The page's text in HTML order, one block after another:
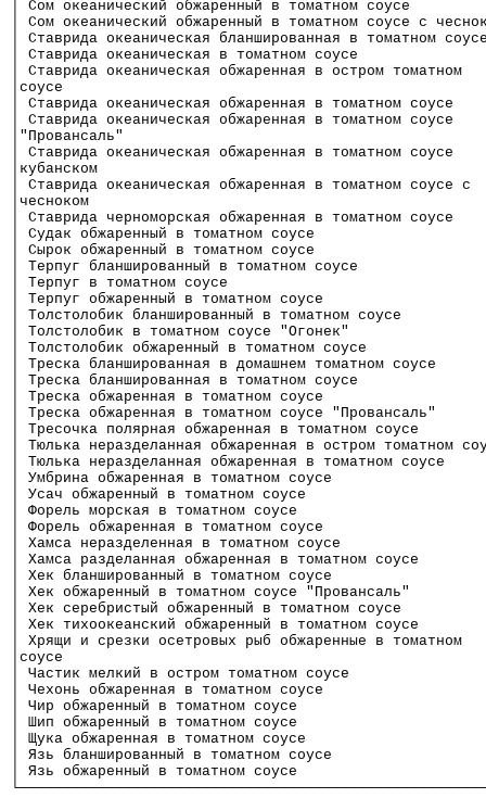
│ Сом океанический обжаренный в томатном
│ Сом океанический обжаренный в томатном соусе с
│ Ставрида океаническая бланшированная в
│ Ставрида океаническая в томатном соусе
│ Ставрида океаническая обжаренная в остром
│соусе
│ Ставрида океаническая обжаренная в томатном
│ Ставрида океаническая обжаренная в томатном
│"Провансаль"
│ Ставрида океаническая обжаренная в томатном
│кубанском
│ Ставрида океаническая обжаренная в томатном
│чесноком
│ Ставрида черноморская обжаренная в томатном
│ Судак обжаренный в томатном соусе
│ Сырок обжаренный в томатном соусе
│ Терпуг бланшированный в томатном соусе
│ Терпуг в томатном соусе
│ Терпуг обжаренный в томатном соусе
│ Толстолобик бланшированный в томатном соусе
│ Толстолобик в томатном соусе "Огонек"
│ Толстолобик обжаренный в томатном соусе
│ Треска бланшированная в домашнем томатном
│ Треска бланшированная в томатном соусе
│ Треска обжаренная в томатном соусе
│ Треска обжаренная в томатном соусе
│ Тресочка полярная обжаренная в томатном
│ Тюлька неразделанная обжаренная в остром
│ Тюлька неразделанная обжаренная в томатном
│ Умбрина обжаренная в томатном соусе
│ Усач обжаренный в томатном соусе
│ Форель морская в томатном соусе
│ Форель обжаренная в томатном соусе
│ Хамса неразделенная в томатном соусе
│ Хамса разделанная обжаренная в томатном
│ Хек бланшированный в томатном соусе
│ Хек обжаренный в томатном соусе "Провансаль"
│ Хек серебристый обжаренный в томатном соусе
│ Хек тихоокеанский обжаренный в томатном
│ Хрящи и срезки осетровых рыб обжаренные в
│соусе
│ Частик мелкий в остром томатном соусе
│ Чехонь обжаренная в томатном соусе
│ Чир обжаренный в томатном соусе
│ Шип обжаренный в томатном соусе
│ Щука обжаренная в томатном соусе
│ Язь бланшированный в томатном соусе
│ Язь обжаренный в томатном соусе